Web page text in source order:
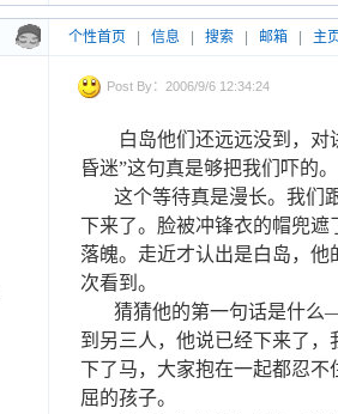
个性首页 信息 搜索 邮箱 主
Post By：2006/9/6 12:34:24
白岛他们还远远没到，
昏迷”这句真是够把我们吓的
这个等待真是漫长。我们
下来了。脸被冲锋衣的帽兜
落魄。走近才认出是白岛，
次看到。
猜猜他的第一句话是什
到另三人，他说已经下来了
下了马，大家抱在一起都忍
屈的孩子。